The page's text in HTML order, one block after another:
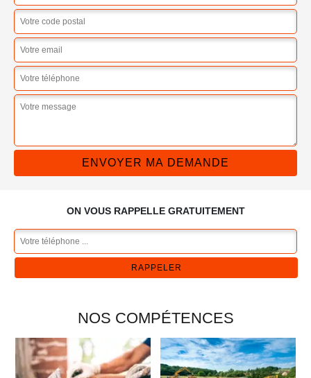
ON VOUS RAPPELLE GRATUITEMENT
NOS COMPÉTENCES